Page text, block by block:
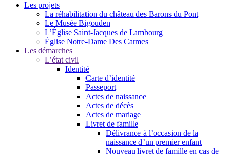
Les projets
La réhabilitation du château des Barons du Pont
Le Musée Bigouden
L’Église Saint-Jacques de Lambourg
Église Notre-Dame Des Carmes
Les démarches
L’état civil
Identité
Carte d’identité
Passeport
Actes de naissance
Actes de décès
Actes de mariage
Livret de famille
Délivrance à l’occasion de la
naissance d’un premier enfant
Nouveau livret de famille en cas de